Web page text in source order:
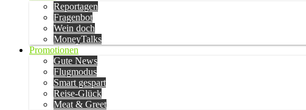
Reportagen
Fragenbot
Wein doch
MoneyTalks
Promotionen
Gute News
Flugmodus
Smart gespart
Reise-Glück
Meat & Greet